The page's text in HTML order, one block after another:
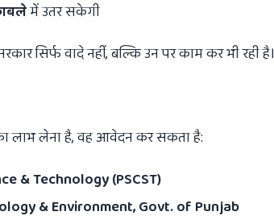
में उतर सकेगी
सिर्फ वादे नहीं, बल्कि उन पर काम कर भी रही है।
लाभ लेना है, वह आवेदन कर सकता है:
& Technology (PSCST)
& Environment, Govt. of Punjab